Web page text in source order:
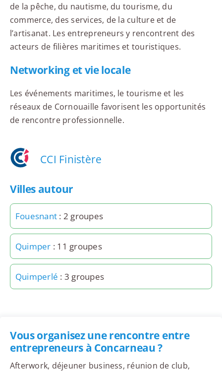
de la pêche, du nautisme, du tourisme, du
commerce, des services, de la culture et de
l’artisanat. Les entrepreneurs y rencontrent des
acteurs de filières maritimes et touristiques.
Networking et vie locale
Les événements maritimes, le tourisme et les
réseaux de Cornouaille favorisent les opportunités
de rencontre professionnelle.
CCI Finistère
Villes autour
Fouesnant : 2 groupes
Quimper : 11 groupes
Quimperlé : 3 groupes
Vous organisez une rencontre entre
entrepreneurs à Concarneau ?
Afterwork, déjeuner business, réunion de club,